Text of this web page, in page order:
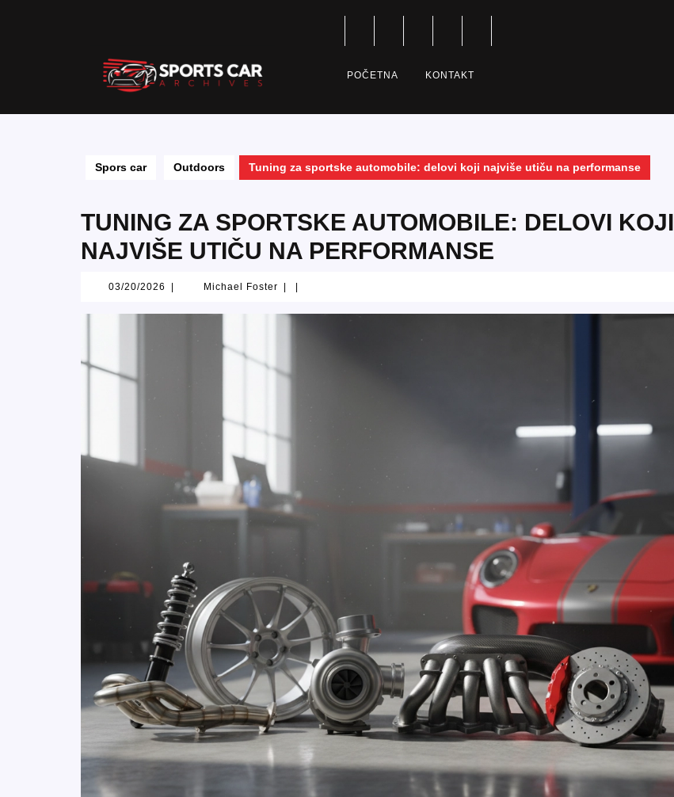
POČETNA KONTAKT
Spors car Outdoors Tuning za sportske automobile: delovi koji najviše utiču na performanse
TUNING ZA SPORTSKE AUTOMOBILE: DELOVI KOJI
NAJVIŠE UTIČU NA PERFORMANSE
03/20/2026 03/20/2026Michael FosterMichael